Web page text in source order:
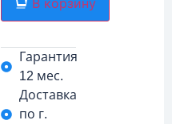
Гарантия
12 мес.
Доставка
по г.